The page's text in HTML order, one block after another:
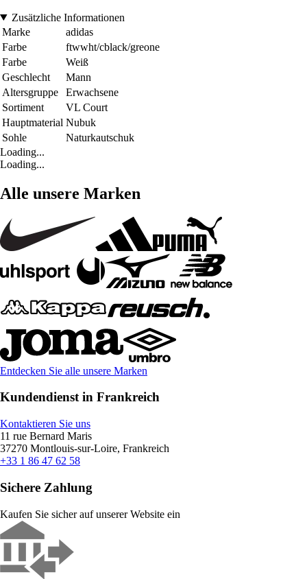
Zusätzliche Informationen
Marke
adidas
Farbe
ftwwht/cblack/greone
Farbe
Weiß
Geschlecht
Mann
Altersgruppe
Erwachsene
Sortiment
VL Court
Hauptmaterial Nubuk
Sohle
Naturkautschuk
Loading...
Loading...
Alle unsere Marken
Entdecken Sie alle unsere Marken
Kundendienst in Frankreich
Kontaktieren Sie uns
11 rue Bernard Maris
37270 Montlouis-sur-Loire, Frankreich
+33 1 86 47 62 58
Sichere Zahlung
Kaufen Sie sicher auf unserer Website ein